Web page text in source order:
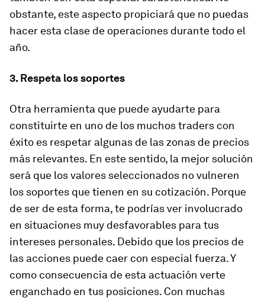
obstante, este aspecto propiciará que no puedas
hacer esta clase de operaciones durante todo el
año.
3. Respeta los soportes
Otra herramienta que puede ayudarte para
constituirte en uno de los muchos traders con
éxito es respetar algunas de las zonas de precios
más relevantes. En este sentido, la mejor solución
será que los valores seleccionados no vulneren
los soportes que tienen en su cotización. Porque
de ser de esta forma, te podrías ver involucrado
en situaciones muy desfavorables para tus
intereses personales. Debido que los precios de
las acciones puede caer con especial fuerza. Y
como consecuencia de esta actuación verte
enganchado en tus posiciones. Con muchas